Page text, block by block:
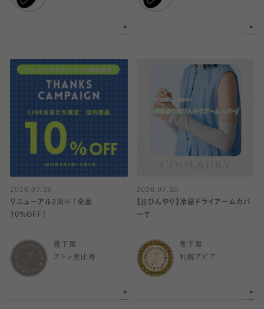
2026.07.30
リニューアル2周年！全品
10%OFF！
靴下屋
アトレ恵比寿
2026.07.30
【超ひんやり】冷感ドライアームカバ
ー🎐
靴下屋
札幌アピア